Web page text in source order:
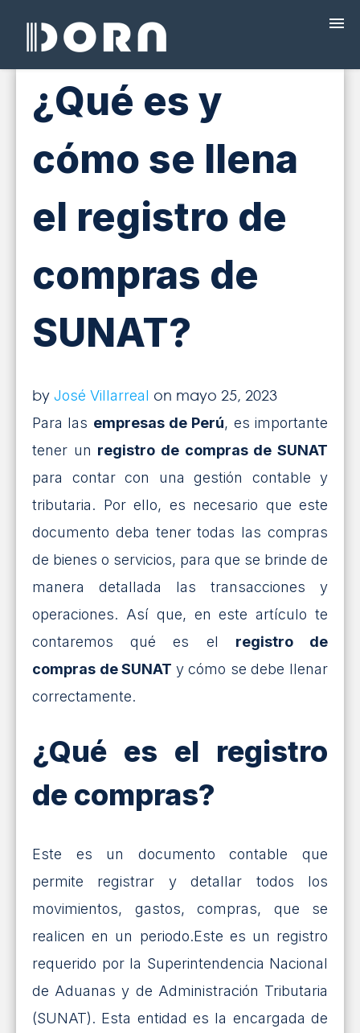
¿QUÉ ES DORA?
PROGRAMAS
FACTURACIÓN ELECTRÓNICA
CAPACITACIÓN
BLOG
¿Qué es y
cómo se llena
el registro de
compras de
SUNAT?
by José Villarreal on mayo 25, 2023
Para las empresas de Perú, es importante
tener un registro de compras de SUNAT
para contar con una gestión contable y
tributaria. Por ello, es necesario que este
documento deba tener todas las compras
de bienes o servicios, para que se brinde de
manera detallada las transacciones y
operaciones. Así que, en este artículo te
contaremos qué es el registro de
compras de SUNAT y cómo se debe llenar
correctamente.
¿Qué es el registro
de compras?
Este es un documento contable que
permite registrar y detallar todos los
movimientos, gastos, compras, que se
realicen en un periodo.Este es un registro
requerido por la Superintendencia Nacional
de Aduanas y de Administración Tributaria
(SUNAT). Esta entidad es la encargada de